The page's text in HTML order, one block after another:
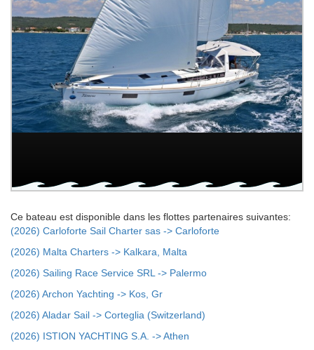
Ce bateau est disponible dans les flottes partenaires suivantes:
(2026) Carloforte Sail Charter sas -> Carloforte
(2026) Malta Charters -> Kalkara, Malta
(2026) Sailing Race Service SRL -> Palermo
(2026) Archon Yachting -> Kos, Gr
(2026) Aladar Sail -> Corteglia (Switzerland)
(2026) ISTION YACHTING S.A. -> Athen